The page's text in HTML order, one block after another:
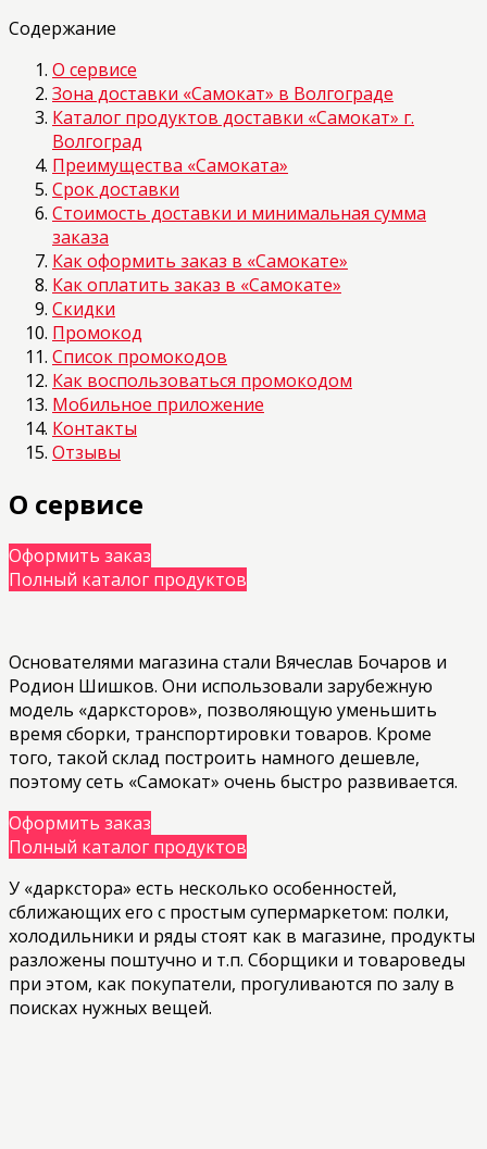
Содержание
О сервисе
Зона доставки «Самокат» в Волгограде
Каталог продуктов доставки «Самокат» г.
Волгоград
Преимущества «Самоката»
Срок доставки
Стоимость доставки и минимальная сумма
заказа
Как оформить заказ в «Самокате»
Как оплатить заказ в «Самокате»
Скидки
Промокод
Список промокодов
Как воспользоваться промокодом
Мобильное приложение
Контакты
Отзывы
О сервисе
Оформить заказ
Полный каталог продуктов
Основателями магазина стали Вячеслав Бочаров и
Родион Шишков. Они использовали зарубежную
модель «дарксторов», позволяющую уменьшить
время сборки, транспортировки товаров. Кроме
того, такой склад построить намного дешевле,
поэтому сеть «Самокат» очень быстро развивается.
Оформить заказ
Полный каталог продуктов
У «даркстора» есть несколько особенностей,
сближающих его с простым супермаркетом: полки,
холодильники и ряды стоят как в магазине, продукты
разложены поштучно и т.п. Сборщики и товароведы
при этом, как покупатели, прогуливаются по залу в
поисках нужных вещей.